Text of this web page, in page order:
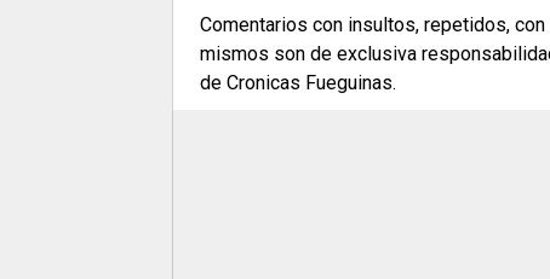
Comentarios con insultos, repetidos,
mismos son de exclusiva
de Cronicas Fueguinas.